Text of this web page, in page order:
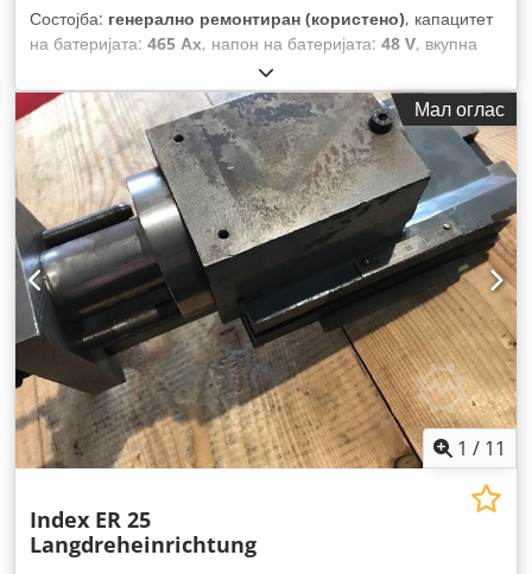
Состојба: генерално ремонтиран (користено), капацитет
на батеријата: 465 Ах, напон на батеријата: 48 V, вкупна
, вкупна должина:
273 мм,
Мал оглас
1 / 11
Index ER 25
Langdreheinrichtung